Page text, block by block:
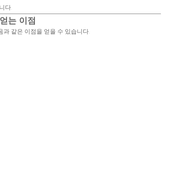
다.
는 이점
같은 이점을 얻을 수 있습니다.